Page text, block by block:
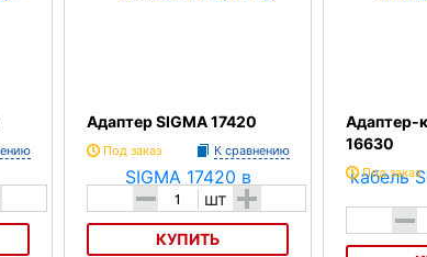
Адаптер SIGMA 17420
Под заказ К сравнению
- шт +
КУПИТЬ
Адаптер-
16630
Под заказ
-